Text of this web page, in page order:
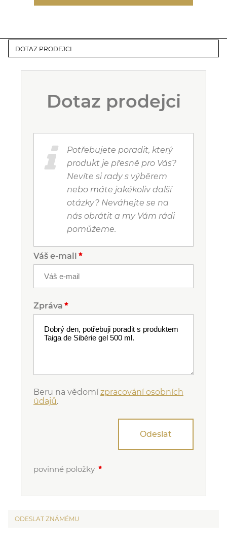
DOTAZ PRODEJCI
Dotaz prodejci
Potřebujete poradit, který
produkt je přesně pro Vás?
Nevíte si rady s výběrem
nebo máte jakékoliv další
otázky? Neváhejte se na
nás obrátit a my Vám rádi
pomůžeme.
Váš e-mail
Zpráva
Beru na vědomízpracování osobních
údajů.
Odeslat
povinné položky
ODESLAT ZNÁMÉMU